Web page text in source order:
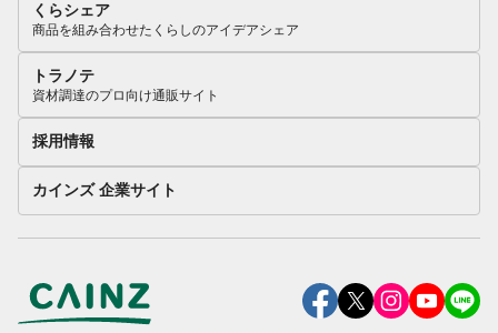
くらシェア
商品を組み合わせたくらしのアイデアシェア
トラノテ
資材調達のプロ向け通販サイト
採用情報
カインズ 企業サイト